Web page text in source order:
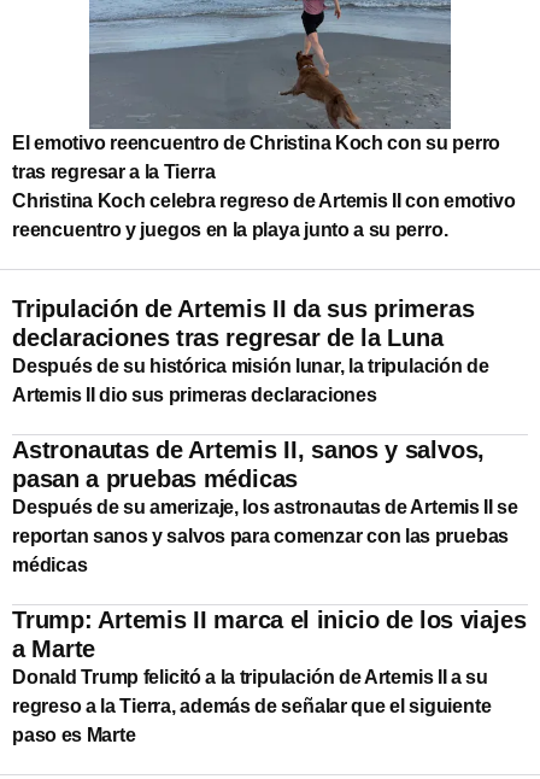
El emotivo reencuentro de Christina Koch con su perro
tras regresar a la Tierra
Christina Koch celebra regreso de Artemis II con emotivo
reencuentro y juegos en la playa junto a su perro.
Tripulación de Artemis II da sus primeras
declaraciones tras regresar de la Luna
Después de su histórica misión lunar, la tripulación de
Artemis II dio sus primeras declaraciones
Astronautas de Artemis II, sanos y salvos,
pasan a pruebas médicas
Después de su amerizaje, los astronautas de Artemis II se
reportan sanos y salvos para comenzar con las pruebas
médicas
Trump: Artemis II marca el inicio de los viajes
a Marte
Donald Trump felicitó a la tripulación de Artemis II a su
regreso a la Tierra, además de señalar que el siguiente
paso es Marte